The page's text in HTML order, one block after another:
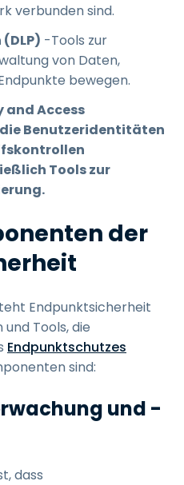
verbunden sind.
-Tools zur
von Daten,
bewegen.
and Access
Benutzeridentitäten
Tools zur
der
Endpunktsicherheit
Tools, die
Endpunktschutzes
sind:
und -
dass